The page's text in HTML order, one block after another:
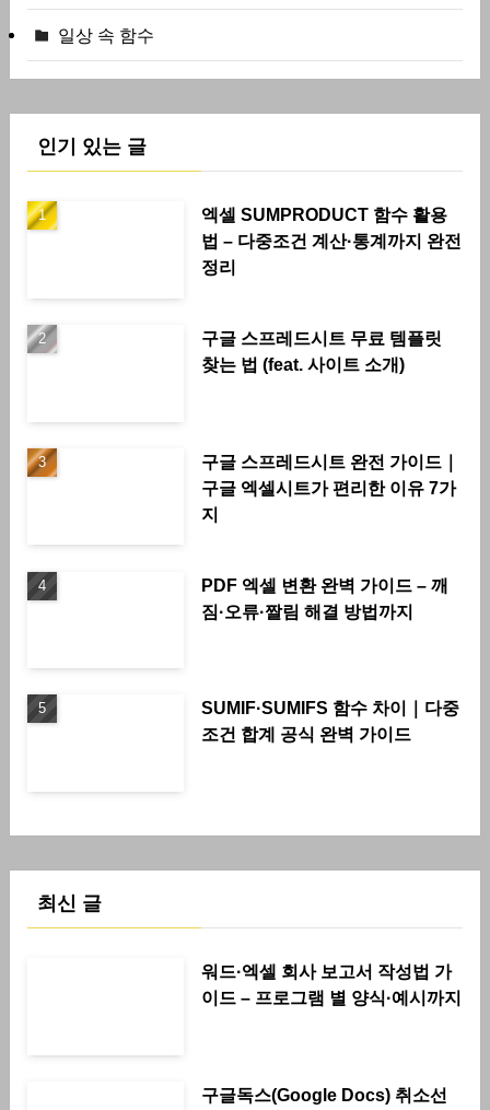
일상 속 함수
인기 있는 글
엑셀 SUMPRODUCT 함수 활용
법 – 다중조건 계산·통계까지 완전
정리
구글 스프레드시트 무료 템플릿
찾는 법 (feat. 사이트 소개)
구글 스프레드시트 완전 가이드｜
구글 엑셀시트가 편리한 이유 7가
지
PDF 엑셀 변환 완벽 가이드 – 깨
짐·오류·짤림 해결 방법까지
SUMIF·SUMIFS 함수 차이｜다중
조건 합계 공식 완벽 가이드
최신 글
워드·엑셀 회사 보고서 작성법 가
이드 – 프로그램 별 양식·예시까지
구글독스(Google Docs) 취소선